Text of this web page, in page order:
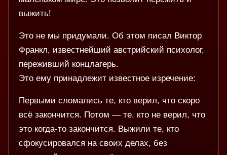
выжить!
Это не мы придумали. Об этом писал Виктор
Франкл, известнейший австрийский психолог,
переживший концлагерь.
Это ему принадлежит известное изречение:
Первыми сломались те, кто верил, что скоро
всё закончится. Потом — те, кто не верил, что
это когда-то закончится. Выжили те, кто
сфокусировался на своих делах, без